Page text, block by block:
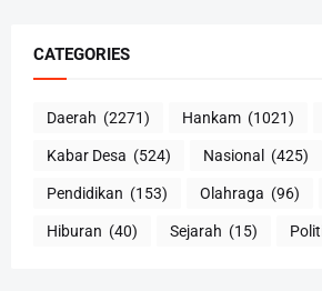
CATEGORIES
Daerah (2271) Hankam (1021)
Kabar Desa (524) Nasional (425)
Pendidikan (153) Olahraga (96)
Hiburan (40) Sejarah (15)